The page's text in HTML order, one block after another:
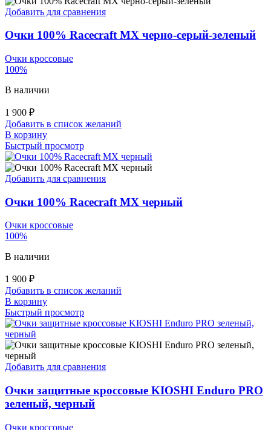
Добавить для сравнения
Очки 100% Racecraft MX черно-серый-зеленый
Очки кроссовые
100%
В наличии
1 900 ₽
Добавить в список желаний
В корзину
Быстрый просмотр
Добавить для сравнения
Очки 100% Racecraft MX черный
Очки кроссовые
100%
В наличии
1 900 ₽
Добавить в список желаний
В корзину
Быстрый просмотр
Добавить для сравнения
Очки защитные кроссовые KIOSHI Enduro PRO
зеленый, черный
Очки кроссовые